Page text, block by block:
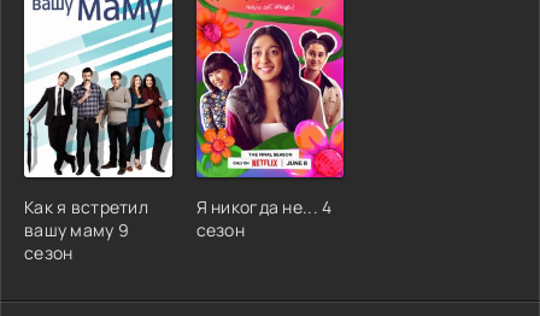
Как я встретил
вашу маму 9
сезон
Я никогда не... 4
сезон